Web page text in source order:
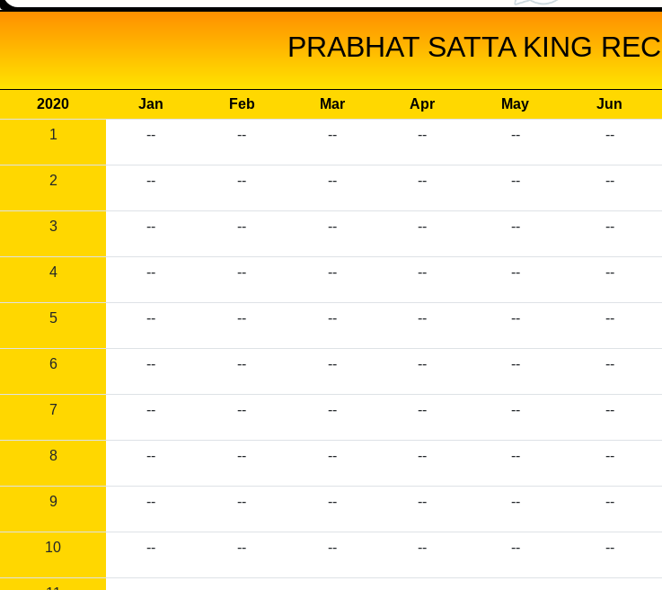
PRABHAT SATTA KING
2020 Jan Feb Mar Apr May Jun
1
-- -- -- -- -- --
2 -- -- -- -- -- --
3 -- -- -- -- -- --
4 -- -- -- -- -- --
5 -- -- -- -- -- --
6 -- -- -- -- -- --
7 -- -- -- -- -- --
8 -- -- -- -- -- --
9 -- -- -- -- -- --
10 -- -- -- -- -- --